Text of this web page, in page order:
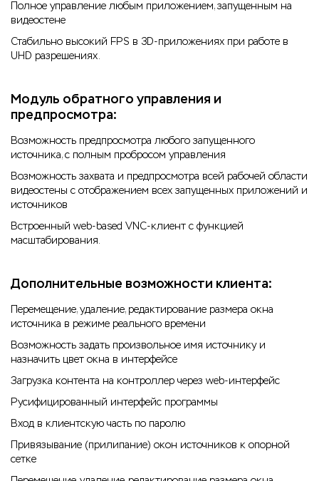
Полное управление любым приложением, запущенным на
видеостене
Стабильно высокий FPS в 3D-приложениях при работе в
UHD разрешениях.
Модуль обратного управления и
предпросмотра:
Возможность предпросмотра любого запущенного
источника, с полным пробросом управления
Возможность захвата и предпросмотра всей рабочей области
видеостены с отображением всех запущенных приложений и
источников
Встроенный web-based VNC-клиент с функцией
масштабирования.
Дополнительные возможности клиента:
Перемещение, удаление, редактирование размера окна
источника в режиме реального времени
Возможность задать произвольное имя источнику и
назначить цвет окна в интерфейсе
Загрузка контента на контроллер через web-интерфейс
Русифицированный интерфейс программы
Вход в клиентскую часть по паролю
Привязывание (прилипание) окон источников к опорной
сетке